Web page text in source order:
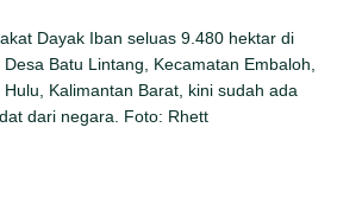
Dayak Iban seluas 9.480 hektar di
Batu Lintang, Kecamatan Embaloh,
Kalimantan Barat, kini sudah ada
dari negara. Foto: Rhett